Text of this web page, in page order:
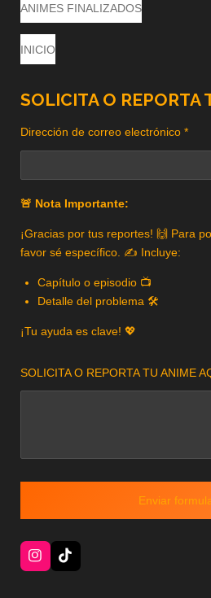
ANIMES FINALIZADOS
INICIO
SOLICITA O REPORTA
Dirección de correo electrónico *
🚨 Nota Importante:
¡Gracias por tus reportes! 🙌 Para
favor sé específico. ✍️ Incluye:
Capítulo o episodio 📺
Detalle del problema 🛠️
¡Tu ayuda es clave! 💖
SOLICITA O REPORTA TU ANIME
Enviar
I
n
T
i